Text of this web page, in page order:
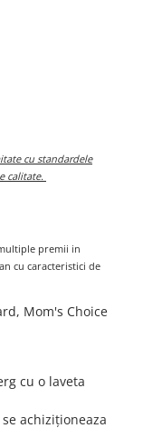
cu standardele
calitate.
premii in
cu caracteristici de
Mom's Choice
cu o laveta
achiziționeaza